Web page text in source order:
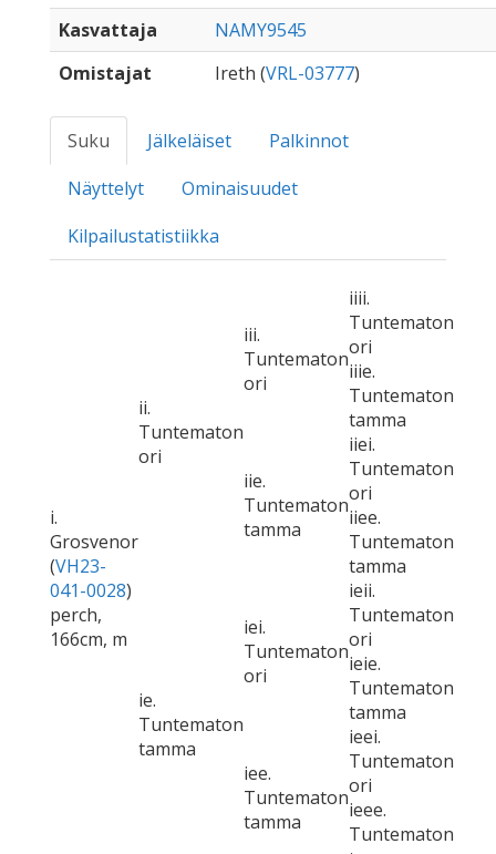
Kasvattaja
NAMY9545
Omistajat
Ireth (VRL-03777)
Suku Jälkeläiset
Palkinnot
Näyttelyt
Ominaisuudet
Kilpailustatistiikka
i.
Grosvenor
(VH23-
041-0028)
perch,
166cm, m
ii.
Tuntematon
ori
iii.
Tuntematon
ori
iiii.
Tuntematon
ori
iiie.
Tuntematon
tamma
iie.
Tuntematon
tamma
iiei.
Tuntematon
ori
iiee.
Tuntematon
tamma
ie.
Tuntematon
tamma
iei.
Tuntematon
ori
ieii.
Tuntematon
ori
ieie.
Tuntematon
tamma
iee.
Tuntematon
tamma
ieei.
Tuntematon
ori
ieee.
Tuntematon